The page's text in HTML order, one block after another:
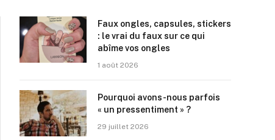
Faux ongles, capsules, stickers
: le vrai du faux sur ce qui
abîme vos ongles
1 août 2026
Pourquoi avons-nous parfois
« un pressentiment » ?
29 juillet 2026